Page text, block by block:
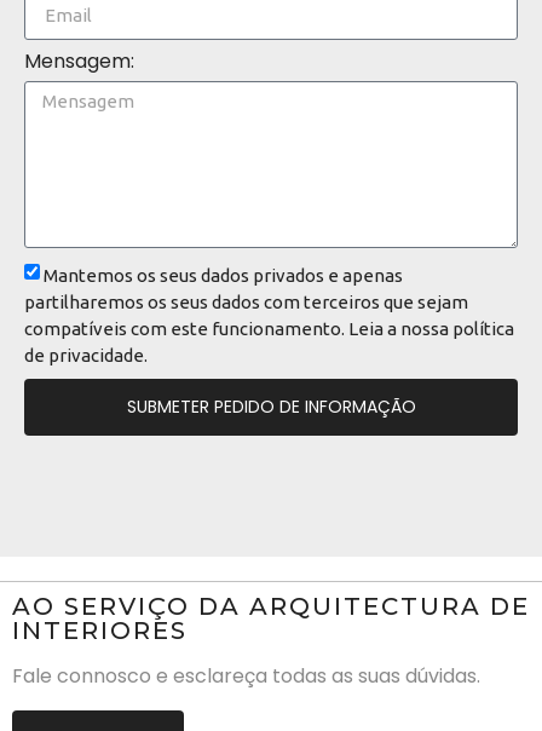
Mensagem:
Mantemos os seus dados privados e apenas
partilharemos os seus dados com terceiros que sejam
compatíveis com este funcionamento. Leia a nossa política
de privacidade
SUBMETER PEDIDO DE INFORMAÇÃO
AO SERVIÇO DA ARQUITECTURA DE
INTERIORES
Fale connosco e esclareça todas as suas dúvidas.